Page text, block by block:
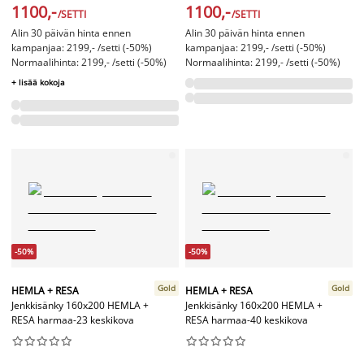
1100,-/SETTI
Alin 30 päivän hinta ennen
kampanjaa: 2199,- /setti (-50%)
Normaalihinta: 2199,- /setti (-50%)
+ lisää kokoja
1100,-/SETTI
Alin 30 päivän hinta ennen
kampanjaa: 2199,- /setti (-50%)
Normaalihinta: 2199,- /setti (-50%)
-50%
HEMLA + RESA
Jenkkisänky 160x200 HEMLA +
RESA harmaa-23 keskikova
Gold






-50%
HEMLA + RESA
Jenkkisänky 160x200 HEMLA +
RESA harmaa-40 keskikova
Gold





